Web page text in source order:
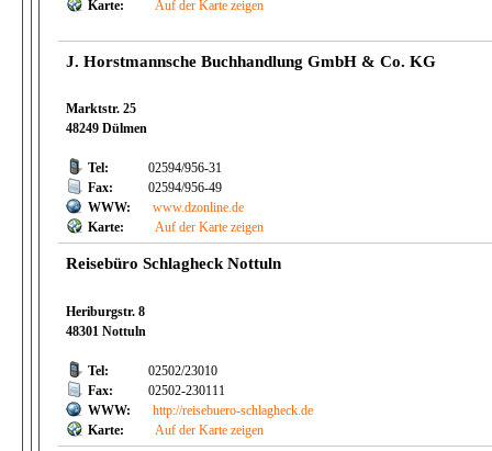
Karte: Auf der Karte zeigen
J. Horstmannsche Buchhandlung GmbH & Co. KG
Marktstr. 25
48249 Dülmen
Tel:
02594/956-31
Fax:
02594/956-49
WWW:
www.dzonline.de
Karte:
Auf der Karte zeigen
Reisebüro Schlagheck Nottuln
Heriburgstr. 8
48301 Nottuln
Tel:
02502/23010
Fax:
02502-230111
WWW:
http://reisebuero-schlagheck.de
Karte:
Auf der Karte zeigen